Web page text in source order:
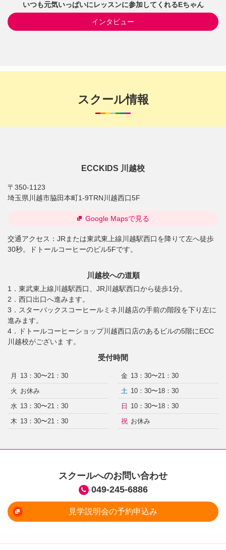
いつも元気いっぱいにレッスンに参加してくれるEちゃん
インタビュー
スクール情報
ECCKIDS 川越校
〒350-1123
埼玉県川越市脇田本町1-9TRN川越西口5F
交通アクセス： JRまたは東武東上線川越駅西口を降りて左へ徒歩
30秒。ドトールコーヒーのビル5Fです。
Google Mapsで見る
川越校への道順
1．東武東上線川越駅西口、JR川越駅西口から徒歩1分。
2．西口出口へ進みます。
3．スターバックスコーヒールミネ川越店の手前の階段を下り左に
進みます。
4．ドトールコーヒーショップ川越西口店のあるビルの5階にECC
川越校がございま す。
受付時間
月
13：30〜21：30
火 お休み
水 13：30〜21：30
木 13：30〜21：30
金 13：30〜21：30
土 10：30〜18：30
日
10：30〜18：30
祝 お休み
スクールへのお問い合わせ
049-245-6886
見学説明会の予約申込み